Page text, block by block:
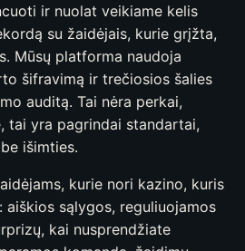
ir nuolat veikiame kelis
su žaidėjais, kurie grįžta,
Mūsų platforma naudoja
šifravimą ir trečiosios šalies
auditą. Tai nėra perkai,
tai yra pagrindai standartai,
išimties.
kurie nori kazino, kuris
aiškios sąlygos, reguliuojamos
kai nusprendžiate